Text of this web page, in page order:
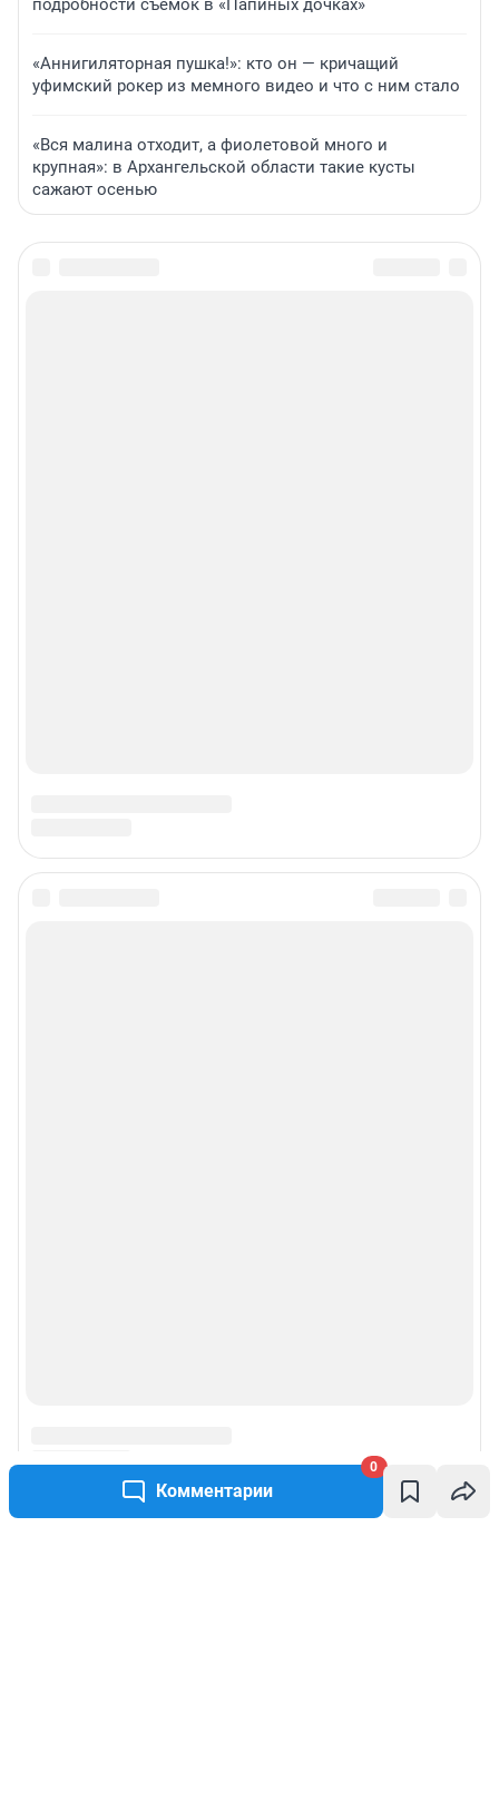
Комментарии
0
«Аннигиляторная пушка!»: кто он — кричащий
уфимский рокер из мемного видео и что с ним стало
«Вся малина отходит, а фиолетовой много и
крупная»: в Архангельской области такие кусты
сажают осенью